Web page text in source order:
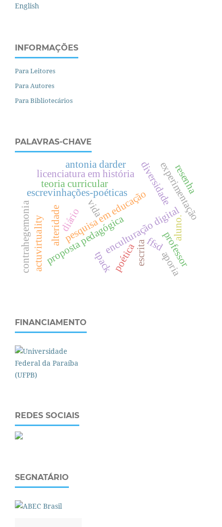
English
INFORMAÇÕES
Para Leitores
Para Autores
Para Bibliotecários
PALAVRAS-CHAVE
proposta pedagógicaenculturação digital
pesquisa em educação
escrita
escrevinhações-poéticas diversidade
tpack
alteridade
poética
teoria curricular
ffsd
licenciatura em história
vida experimentação
professor
aluno.
antonia darder resenha
diário
actuvirtuality aporia
contrahegemonia
FINANCIAMENTO
REDES SOCIAIS
SEGNATÁRIO